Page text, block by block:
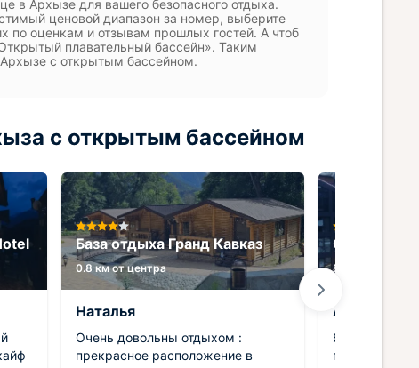
в Архызе для вашего безопасного отдыха.
ценовой диапазон за номер, выберите
по оценкам и отзывам прошлых гостей. А чтоб
плавательный бассейн». Таким
с открытым бассейном.
с открытым бассейном
База отдыха Гранд Кавказ
0.8 км от центра
Наталья
Очень довольны отдыхом :
прекрасное расположение в
Отель
8.5 км от
Артур
Я не ожидал
понравится,